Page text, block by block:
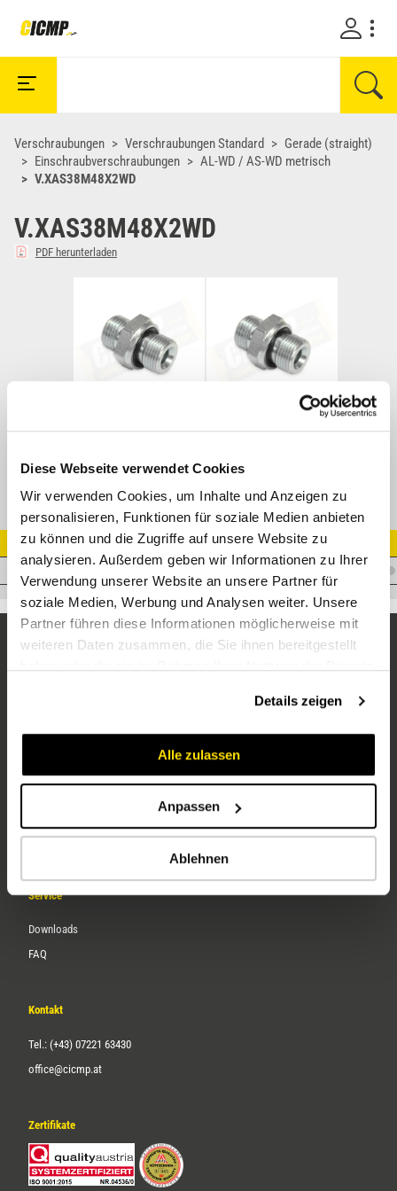
Diese Webseite verwendet Cookies
Wir verwenden Cookies, um Inhalte und Anzeigen zu
personalisieren, Funktionen für soziale Medien anbieten
zu können und die Zugriffe auf unsere Website zu
analysieren. Außerdem geben wir Informationen zu Ihrer
Verwendung unserer Website an unsere Partner für
soziale Medien, Werbung und Analysen weiter. Unsere
Partner führen diese Informationen möglicherweise mit
weiteren Daten zusammen, die Sie ihnen bereitgestellt
Details zeigen
Alle zulassen
Anpassen
Ablehnen
Verschraubungen Verschraubungen Standard
Gerade (straight)
Einschraubverschraubungen
AL-WD / AS-WD metrisch
V.XAS38M48X2WD
V.XAS38M48X2WD
PDF herunterladen
XGE-M-ED Gerade Einschraubverschr. mit Weichdichtung
Artikel Nr.
V.XAS38M48X2WD
Unternehmen
Karriere
Service
Downloads
FAQ
Kontakt
Tel.: (+43) 07221 63430
office@cicmp.at
Zertifikate